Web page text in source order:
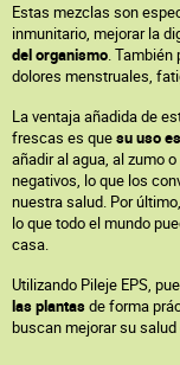
Estas mezclas son
inmunitario, mejorar la
del organismo. También
dolores menstruales,
La ventaja añadida de
frescas es quesu uso
añadir al agua, al zumo
negativos, lo que los
nuestra salud. Por
lo que todo el mundo
casa.
Utilizando Pileje EPS,
las plantasde forma
buscan mejorar su